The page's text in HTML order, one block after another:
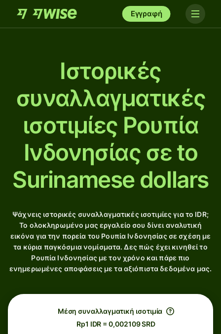
Εγγραφή
Ιστορικές
συναλλαγματικές
ισοτιμίες Ρουπία
Ινδονησίας σε to
Surinamese dollars
Ψάχνεις ιστορικές συναλλαγματικές ισοτιμίες για το IDR;
Το ολοκληρωμένο μας εργαλείο σου δίνει αναλυτική
εικόνα για την πορεία του Ρουπία Ινδονησίας σε σχέση με
τα κύρια παγκόσμια νομίσματα. Δες πώς έχει κινηθεί το
Ρουπία Ινδονησίας με τον χρόνο και πάρε πιο
ενημερωμένες αποφάσεις με τα αξιόπιστα δεδομένα μας.
Μέση συναλλαγματική ισοτιμία
Rp1 IDR = 0,002109 SRD